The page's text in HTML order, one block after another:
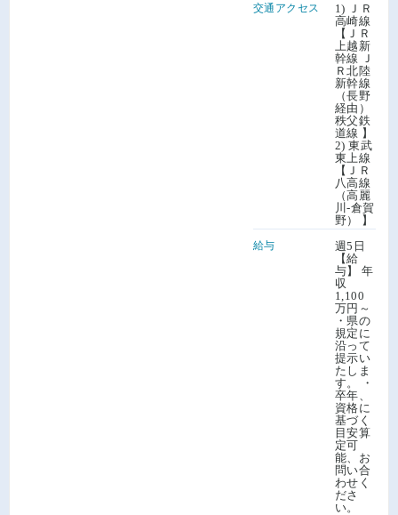
交通アクセス
1) ＪＲ
高崎線
【ＪＲ
上越新
幹線 Ｊ
Ｒ北陸
新幹線
（長野
経由）
秩父鉄
道線 】
2) 東武
東上線
【ＪＲ
八高線
（高麗
川-倉賀
野） 】
給与
週5日
【給
与】 年
収
1,100
万円～
・県の
規定に
沿って
提示い
たしま
す。 ・
卒年、
資格に
基づく
目安算
定可
能、お
問い合
わせく
ださ
い。